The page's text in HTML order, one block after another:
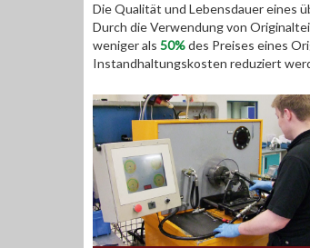
Die Qualität und Lebensdauer eines
Durch die Verwendung von
weniger als 50%des Preises eines
Instandhaltungskosten reduziert